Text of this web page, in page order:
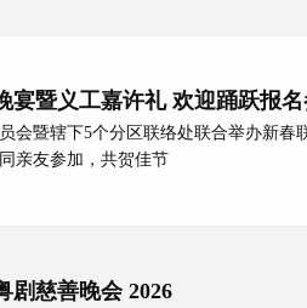
宴暨义工嘉许礼 欢迎踊跃报名
会暨辖下5个分区联络处联合举办新春
亲友参加，共贺佳节
剧慈善晚会 2026